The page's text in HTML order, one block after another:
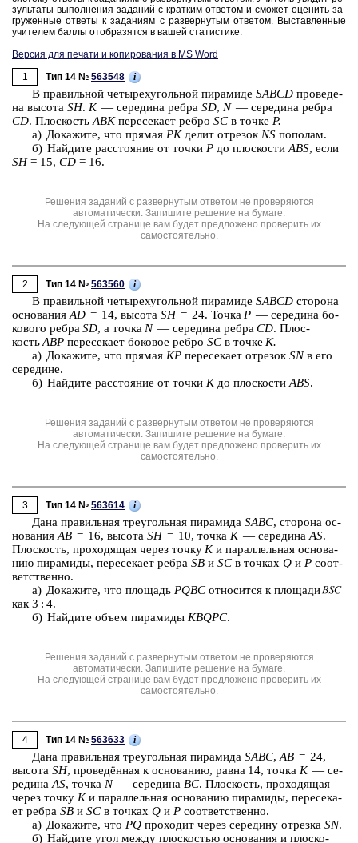
зуль­та­ты вы­пол­не­ния за­да­ний с крат­ким от­ве­том и смо­жет оце­нить за­
гру­жен­ные от­ве­ты к за­да­ни­ям с раз­вер­ну­тым от­ве­том. Вы­став­лен­ные
учи­те­лем баллы отоб­ра­зят­ся в вашей ста­ти­сти­ке.
Версия для печати и копирования в MS Word
1
Тип 14 № 563548 i
В пра­виль­ной че­ты­рех­уголь­ной пи­ра­ми­де SABCD про­ве­де­
на вы­со­та SH. K— се­ре­ди­на ребра SD, N— се­ре­ди­на ребра
CD. Плос­кость ABKпе­ре­се­ка­ет ребро SC в точке P.
а) До­ка­жи­те, что пря­мая PKделит от­ре­зок NS по­по­лам.
б) Най­ди­те рас­сто­я­ние от точки P до плос­ко­сти ABS, если
SH= 15, CD = 16.
Решения заданий с развернутым ответом не проверяются
автоматически. Запишите решение на бумаге.
На следующей странице вам будет предложено проверить их
самостоятельно.
2 Тип 14 № 563560 i
В пра­виль­ной че­ты­рех­уголь­ной пи­ра­ми­де SABCD сто­ро­на
ос­но­ва­ния AD = 14, вы­со­та SH= 24. Точка P — се­ре­ди­на бо­
ко­во­го ребра SD, а точка N— се­ре­ди­на ребра CD. Плос­
костьABP пе­ре­се­ка­ет бо­ко­вое ребро SC в точке K.
а) До­ка­жи­те, что пря­мая KP пе­ре­се­ка­ет от­ре­зок SNв его
се­ре­ди­не.
б) Най­ди­те рас­сто­я­ние от точки Kдо плос­ко­сти ABS.
Решения заданий с развернутым ответом не проверяются
автоматически. Запишите решение на бумаге.
На следующей странице вам будет предложено проверить их
самостоятельно.
3 Тип 14 № 563614 i
Дана пра­виль­ная тре­уголь­ная пи­ра­ми­да SABC, сто­ро­на ос­
но­ва­ния AB = 16, вы­со­та SH= 10, точка K— се­ре­ди­на AS.
Плос­кость, про­хо­дя­щая через точку Kи па­рал­лель­ная ос­но­ва­
нию пи­ра­ми­ды, пе­ре­се­ка­ет ребра SB и SC в точ­ках Q и P со­от­
вет­ствен­но.
а) До­ка­жи­те, что пло­щадь PQBС от­но­сит­ся к пло­ща­ди
как 3 : 4.
б) Най­ди­те объем пи­ра­ми­ды KBQPC.
Решения заданий с развернутым ответом не проверяются
автоматически. Запишите решение на бумаге.
На следующей странице вам будет предложено проверить их
самостоятельно.
4 Тип 14 № 563633 i
Дана пра­виль­ная тре­уголь­ная пи­ра­ми­да SABC, AB = 24,
вы­со­та SH, про­ведённая к ос­но­ва­нию, равна 14, точка K— се­
ре­ди­на AS, точка N— се­ре­ди­на BC. Плос­кость, про­хо­дя­щая
через точку Kи па­рал­лель­ная ос­но­ва­нию пи­ра­ми­ды, пе­ре­се­ка­
ет ребра SB и SC в точ­ках Q и P со­от­вет­ствен­но.
а) До­ка­жи­те, что PQ про­хо­дит через се­ре­ди­ну от­рез­ка SN.
б) Най­ди­те угол между плос­ко­стью ос­но­ва­ния и плос­ко­